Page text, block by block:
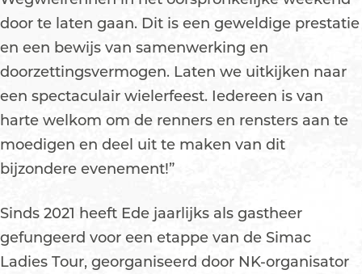
door te laten gaan. Dit is een geweldige prestatie
en een bewijs van samenwerking en
doorzettingsvermogen. Laten we uitkijken naar
een spectaculair wielerfeest. Iedereen is van
harte welkom om de renners en rensters aan te
moedigen en deel uit te maken van dit
bijzondere evenement!”
Sinds 2021 heeft Ede jaarlijks als gastheer
gefungeerd voor een etappe van de Simac
Ladies Tour, georganiseerd door NK-organisator